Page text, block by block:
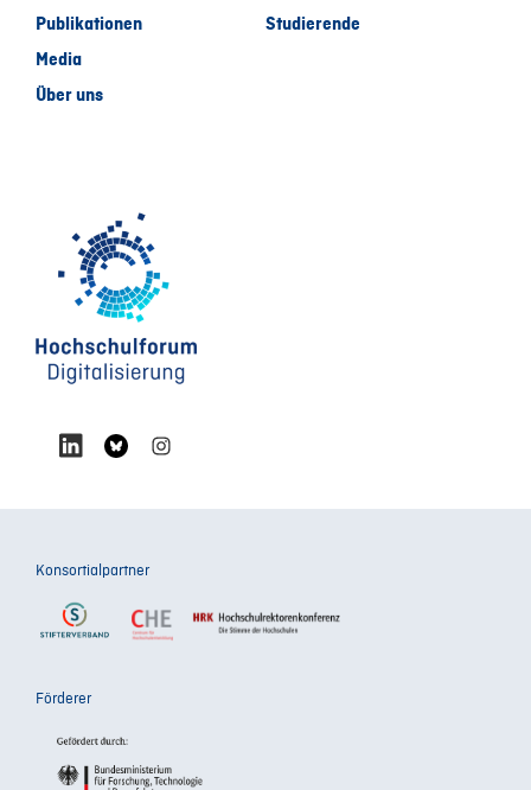
Publikationen
Media
Über uns
Studierende
Konsortialpartner
Förderer